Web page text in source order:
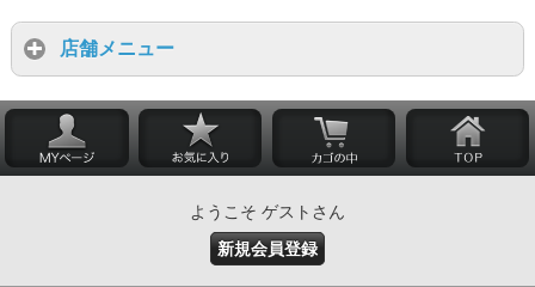
店舗メニュー
ようこそ ゲストさん
新規会員登録